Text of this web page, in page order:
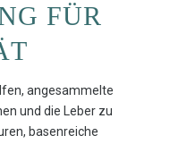
FÜR M
angesammelte
und die Leber zu
basenreiche